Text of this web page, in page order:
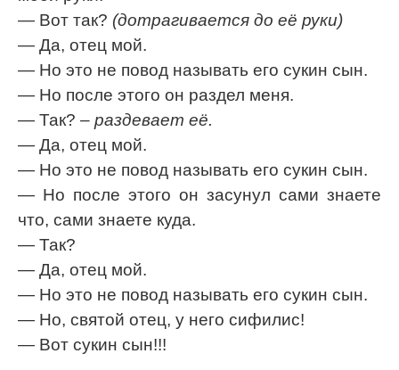
— Вот так? (дотрагивается до её руки)
— Да, отец мой.
— Но это не повод называть его сукин сын.
— Но после этого он раздел меня.
— Так? – раздевает её.
— Да, отец мой.
— Но это не повод называть его сукин сын.
— Но после этого он засунул сами знаете
что, сами знаете куда.
— Так?
— Да, отец мой.
— Но это не повод называть его сукин сын.
— Но, святой отец, у него сифилис!
— Вот сукин сын!!!